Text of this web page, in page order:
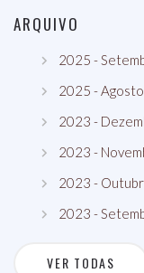
ARQUIVO
2025 -
2025 - Agosto
2023 -
2023 -
2023 -
2023 -
VER TODAS